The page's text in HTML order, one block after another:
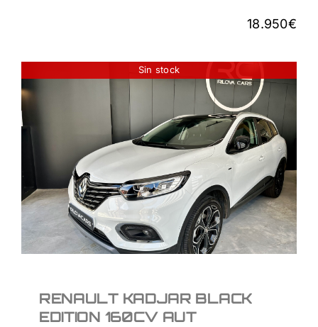
18.950€
Sin stock
RENAULT KADJAR
BLACK EDITION 160CV
AUT
19.950€
RENAULT KADJAR BLACK
EDITION 160CV AUT